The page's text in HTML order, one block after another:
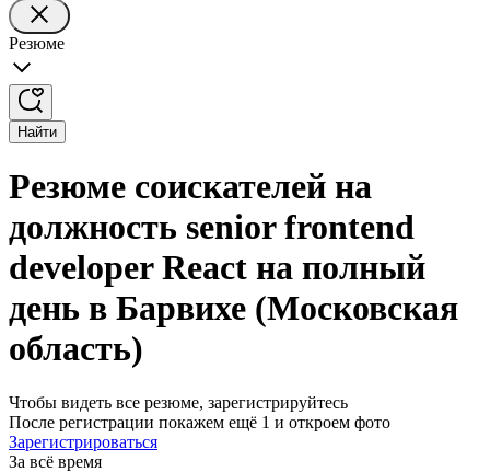
Резюме
Найти
Резюме соискателей на
должность senior frontend
developer React на полный
день в Барвихе (Московская
область)
Чтобы видеть все резюме, зарегистрируйтесь
После регистрации покажем ещё 1 и откроем фото
Зарегистрироваться
За всё время